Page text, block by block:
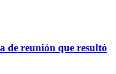
de reunión que resultó